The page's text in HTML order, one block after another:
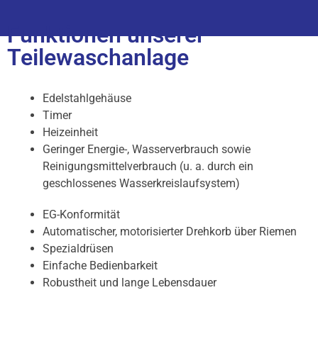
Funktionen unserer
Teilewaschanlage
Edelstahlgehäuse
Timer
Heizeinheit
Geringer Energie-, Wasserverbrauch sowie
Reinigungsmittelverbrauch (u. a. durch ein
geschlossenes Wasserkreislaufsystem)
EG-Konformität
Automatischer, motorisierter Drehkorb über Riemen
Spezialdrüsen
Einfache Bedienbarkeit
Robustheit und lange Lebensdauer